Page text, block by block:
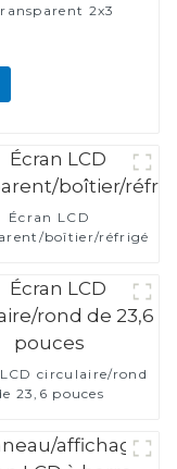
2x3
Écran LCD
boîtier/
circulaire/rond
23,6 pouces